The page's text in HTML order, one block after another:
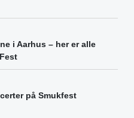
i Aarhus – her er alle
på Smukfest